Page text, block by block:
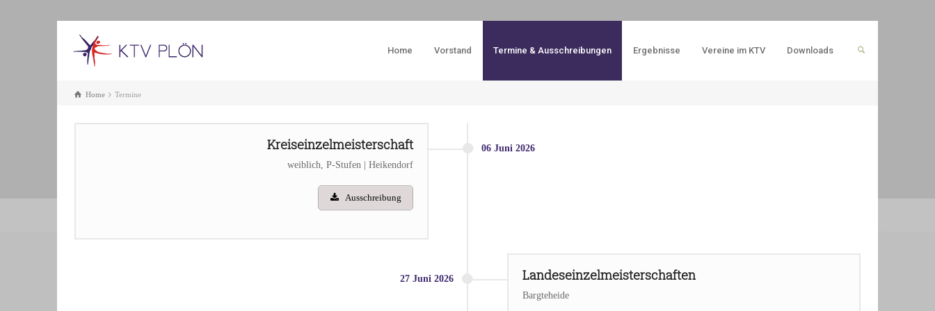
Home Vorstand Termine & Ausschreibungen Ergebnisse Vereine im KTV Downloads
Home Termine
06 Juni 2026
Kreiseinzelmeisterschaft
weiblich, P-Stufen | Heikendorf
Ausschreibung
27 Juni 2026 Landeseinzelmeisterschaften
Bargteheide